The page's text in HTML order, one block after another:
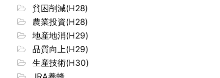
貧困削減(H28)
農業投資(H28)
地産地消(H29)
品質向上(H29)
生産技術(H30)